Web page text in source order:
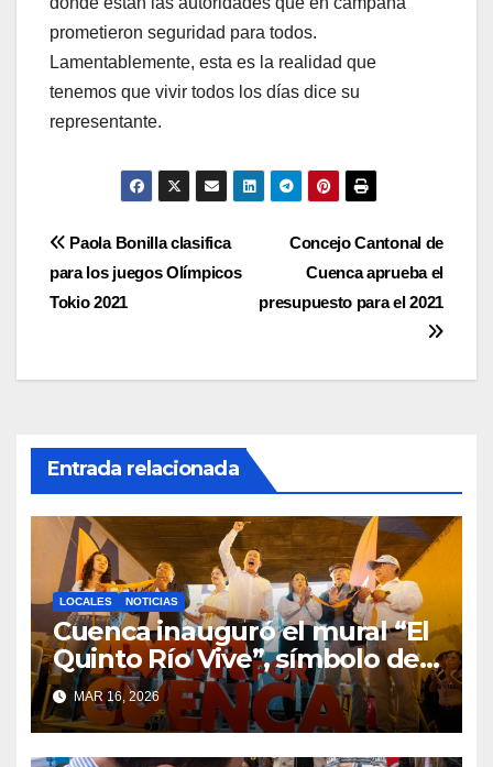
prometieron seguridad para todos.
Lamentablemente, esta es la realidad que
tenemos que vivir todos los días dice su
representante.
Navegación
de
Concejo Cantonal de
Cuenca aprueba el
presupuesto para el 2021
Paola Bonilla clasifica
para los juegos Olímpicos
Tokio 2021
Entrada relacionada
LOCALES NOTICIAS
Cuenca inauguró el mural “El
Quinto Río Vive”, símbolo de
la defensa ciudadana del
agua
MAR 16, 2026